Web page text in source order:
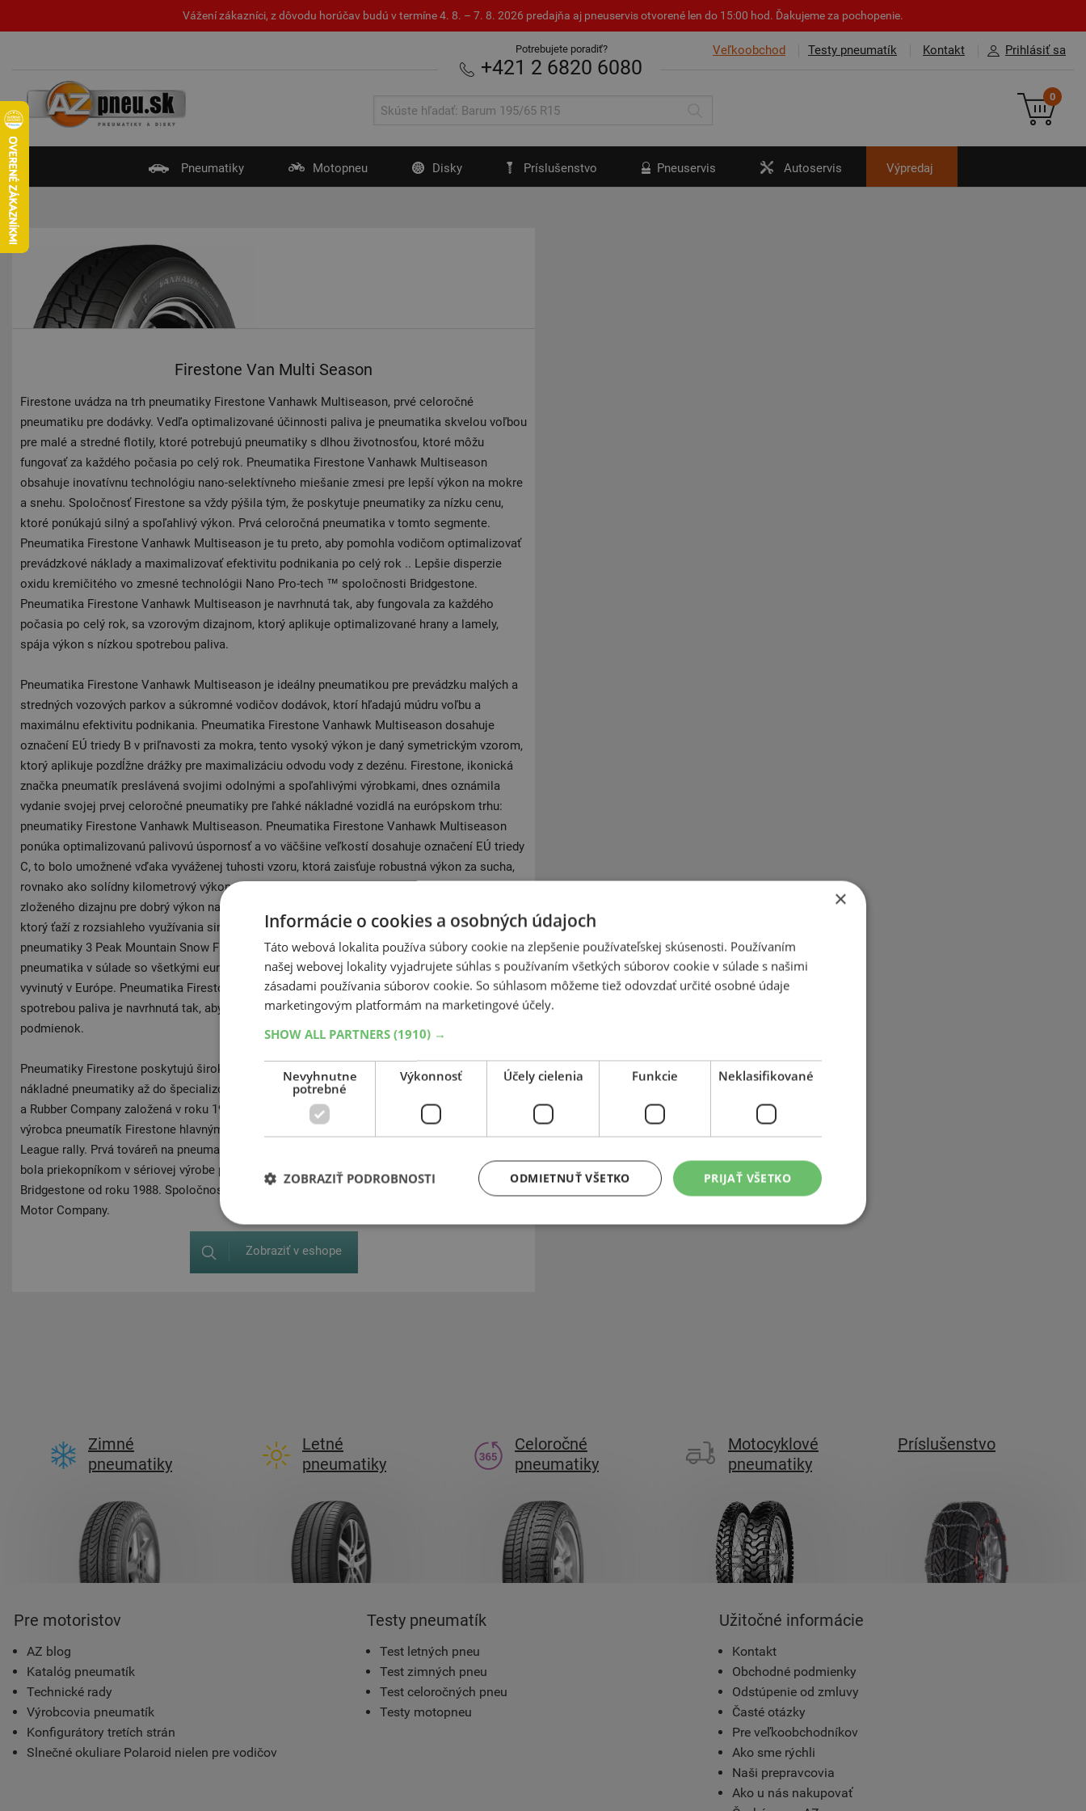
Vážení zákazníci, z dôvodu horúčav budú v termíne 4. 8. – 7. 8. 2026 predajňa aj pneuservis otvorené len do 15:00 hod. Ďakujeme za pochopenie.
Veľkoobchod Testy pneumatík Kontakt Prihlásiť sa
Potrebujete poradiť?
+421 2 6820 6080
0
Pneumatiky Motopneu Disky Príslušenstvo Pneuservis Autoservis Výpredaj
Firestone Van Multi Season
Firestone uvádza na trh pneumatiky Firestone Vanhawk Multiseason, prvé celoročné
pneumatiku pre dodávky. Vedľa optimalizované účinnosti paliva je pneumatika skvelou voľbou
pre malé a stredné flotily, ktoré potrebujú pneumatiky s dlhou životnosťou, ktoré môžu
fungovať za každého počasia po celý rok. Pneumatika Firestone Vanhawk Multiseason
obsahuje inovatívnu technológiu nano-selektívneho miešanie zmesi pre lepší výkon na mokre
a snehu. Spoločnosť Firestone sa vždy pýšila tým, že poskytuje pneumatiky za nízku cenu,
ktoré ponúkajú silný a spoľahlivý výkon. Prvá celoročná pneumatika v tomto segmente.
Pneumatika Firestone Vanhawk Multiseason je tu preto, aby pomohla vodičom optimalizovať
prevádzkové náklady a maximalizovať efektivitu podnikania po celý rok .. Lepšie disperzie
oxidu kremičitého vo zmesné technológii Nano Pro-tech ™ spoločnosti Bridgestone.
Pneumatika Firestone Vanhawk Multiseason je navrhnutá tak, aby fungovala za každého
počasia po celý rok, sa vzorovým dizajnom, ktorý aplikuje optimalizované hrany a lamely,
spája výkon s nízkou spotrebou paliva.
Pneumatika Firestone Vanhawk Multiseason je ideálny pneumatikou pre prevádzku malých a
stredných vozových parkov a súkromné ​​vodičov dodávok, ktorí hľadajú múdru voľbu a
maximálnu efektivitu podnikania. Pneumatika Firestone Vanhawk Multiseason dosahuje
označení EÚ triedy B v priľnavosti za mokra, tento vysoký výkon je daný symetrickým vzorom,
ktorý aplikuje pozdĺžne drážky pre maximalizáciu odvodu vody z dezénu. Firestone, ikonická
značka pneumatík preslávená svojimi odolnými a spoľahlivými výrobkami, dnes oznámila
vydanie svojej prvej celoročné pneumatiky pre ľahké nákladné vozidlá na európskom trhu:
pneumatiky Firestone Vanhawk Multiseason. Pneumatika Firestone Vanhawk Multiseason
ponúka optimalizovanú palivovú úspornosť a vo väčšine veľkostí dosahuje označení EÚ triedy
C, to bolo umožnené vďaka vyváženej tuhosti vzoru, ktorá zaisťuje robustná výkon za sucha,
rovnako ako solídny kilometrový výkon. Pneumatiky Firestone Vanhawk Multiseason ťaží zo
zloženého dizajnu pre dobrý výkon na snehu, ktorý je ďalej vylepšený vývojovým procesom,
ktorý ťaží z rozsiahleho využívania simulácií a validáciou v teréne, o tom svedčí označenie
pneumatiky 3 Peak Mountain Snow Flake (3PMSF) a Mud + Snow ( M + s), vďaka čomu je
pneumatika v súlade so všetkými európskymi zimnými predpisy. Silný a spoľahlivý výkon,
vyvinutý v Európe. Pneumatika Firestone Vanhawk Multiseason, pripravená na zimu, s nízkou
spotrebou paliva je navrhnutá tak, aby fungovala po celý rok za všetkých poveternostných
podmienok.
Pneumatiky Firestone poskytujú širokú ponuku - od pneu osobných automobilov, cez
nákladné pneumatiky až do špecializovaných poľnohospodárskych pneumatík. Firestone Tire
a Rubber Company založená v roku 1905 Harvey S Firestone. V období medzi 1950-1975 bol
výrobca pneumatík Firestone hlavným sponzorom a dodávateľom pneumatík pre Indy Racing
League rally. Prvá továreň na pneumatiky vznikla v Akrone (Ohio, USA). Spoločnosť Firestone
bola priekopníkom v sériovej výrobe pneumatík. Značka pneumatík patrí ku koncernu
Bridgestone od roku 1988. Spoločnosť Firestone bola prvým dodávateľom pneumatík pre Ford
Motor Company.
Zobraziť v eshope
Zimné
pneumatiky
Letné
pneumatiky
Celoročné
pneumatiky
Motocyklové
pneumatiky
Príslušenstvo
Pre motoristov
AZ blog
Katalóg pneumatík
Technické rady
Výrobcovia pneumatík
Konfigurátory tretích strán
Slnečné okuliare Polaroid nielen pre vodičov
Testy pneumatík
Test letných pneu
Test zimných pneu
Test celoročných pneu
Testy motopneu
Užitočné informácie
Kontakt
Obchodné podmienky
Odstúpenie od zmluvy
Časté otázky
Pre veľkoobchodníkov
Ako sme rýchli
Naši prepravcovia
Ako u nás nakupovať
×
Informácie o cookies a osobných údajoch
Táto webová lokalita používa súbory cookie na zlepšenie používateľskej skúsenosti. Používaním
našej webovej lokality vyjadrujete súhlas s používaním všetkých súborov cookie v súlade s našimi
zásadami používania súborov cookie. So súhlasom môžeme tiež odovzdať určité osobné údaje
marketingovým platformám na marketingové účely.
SHOW ALL PARTNERS (1910) →
Nevyhnutne
potrebné
Výkonnosť Účely cielenia Funkcie Neklasifikované
PRIJAŤ VŠETKO
ODMIETNUŤ VŠETKO
ZOBRAZIŤ PODROBNOSTI